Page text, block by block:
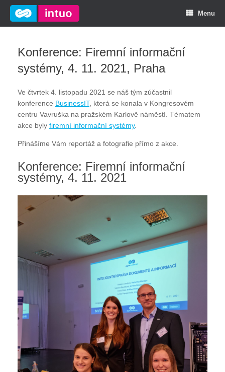
Menu
Konference: Firemní informační
systémy, 4. 11. 2021, Praha
Ve čtvrtek 4. listopadu 2021 se náš tým zúčastnil
konference BusinessIT, která se konala v Kongresovém
centru Vavruška na pražském Karlově náměstí. Tématem
akce byly firemní informační systémy.
Přinášíme Vám reportáž a fotografie přímo z akce.
Konference: Firemní informační
systémy, 4. 11. 2021